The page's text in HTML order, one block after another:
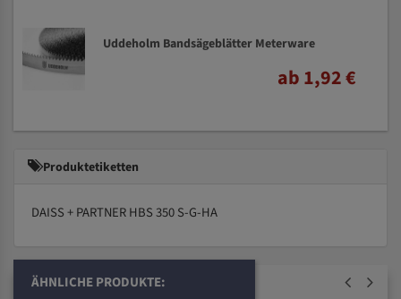
Uddeholm Bandsägeblätter Meterware
ab 1,92 €
Produktetiketten
DAISS + PARTNER HBS 350 S-G-HA
ÄHNLICHE PRODUKTE: